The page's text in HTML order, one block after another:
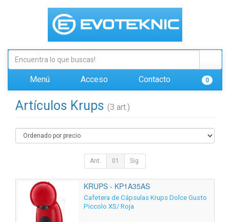
Menú Acceso Contacto 0
Artículos Krups (3 art.)
Ant. 01 Sig.
KRUPS - KP1A35AS
Cafetera de Cápsulas Krups Dolce Gusto
Piccolo XS/ Roja